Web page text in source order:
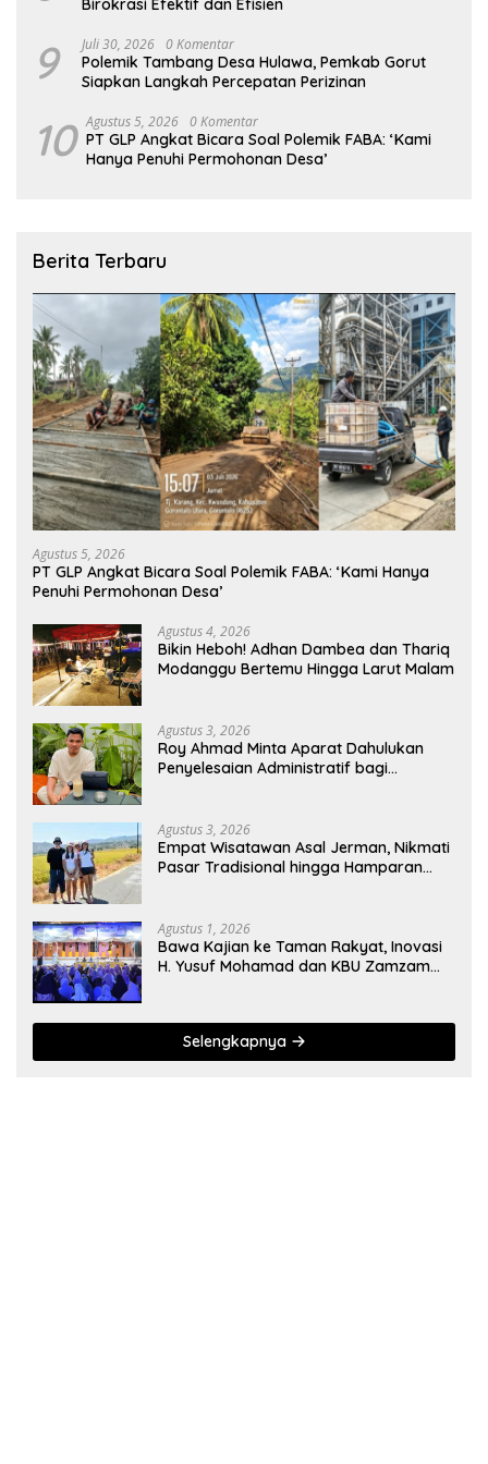
Birokrasi Efektif dan Efisien
9 Juli 30, 2026 0 Komentar
Polemik Tambang Desa Hulawa, Pemkab Gorut
Siapkan Langkah Percepatan Perizinan
10 Agustus 5, 2026 0 Komentar
PT GLP Angkat Bicara Soal Polemik FABA: ‘Kami
Hanya Penuhi Permohonan Desa’
Berita Terbaru
Agustus 5, 2026
PT GLP Angkat Bicara Soal Polemik FABA: ‘Kami Hanya
Penuhi Permohonan Desa’
Agustus 4, 2026
Bikin Heboh! Adhan Dambea dan Thariq
Modanggu Bertemu Hingga Larut Malam
Agustus 3, 2026
Roy Ahmad Minta Aparat Dahulukan
Penyelesaian Administratif bagi
Agustus 3, 2026
Empat Wisatawan Asal Jerman, Nikmati
Pasar Tradisional hingga Hamparan
Agustus 1, 2026
Bawa Kajian ke Taman Rakyat, Inovasi
H. Yusuf Mohamad dan KBU Zamzam
Selengkapnya